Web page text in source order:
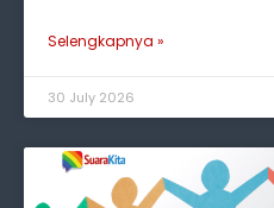
Selengkapnya »
30 July 2026